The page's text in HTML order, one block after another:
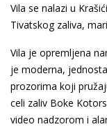
Vila se nalazi u
Tivatskog zaliva,
Vila je opremljena
je moderna,
prozorima koji
celi zaliv Boke
video nadzorom i